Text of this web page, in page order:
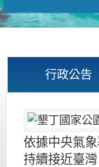
行政公告
依據中央氣
持續接近臺